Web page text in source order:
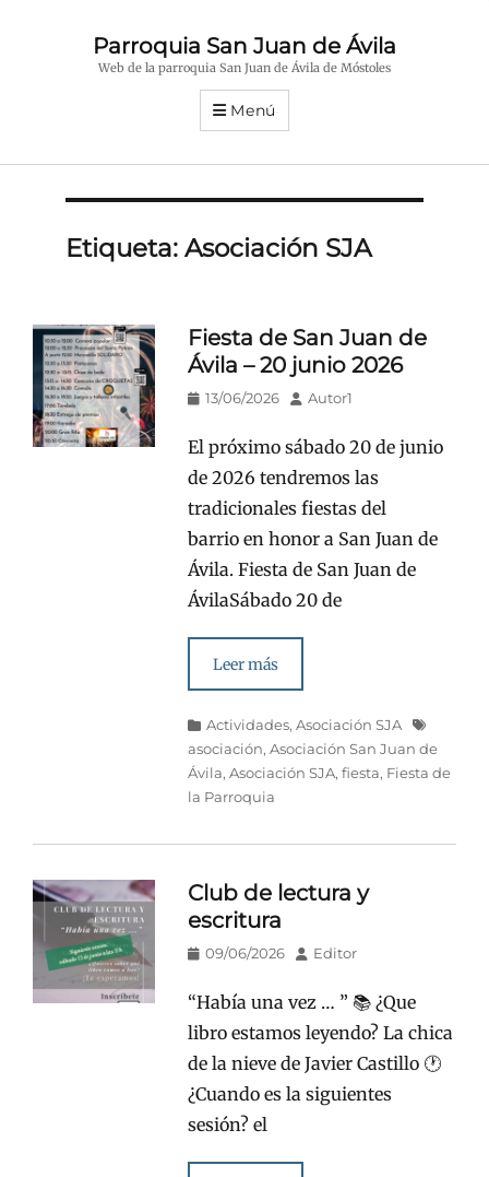
Parroquia San Juan de Ávila
Web de la parroquia San Juan de Ávila de Móstoles
Menú
Etiqueta: Asociación SJA
Fiesta de San Juan de
Ávila – 20 junio 2026
Publicado
13/06/2026 Autor
Autor1
El próximo sábado 20 de junio
de 2026 tendremos las
tradicionales fiestas del
barrio en honor a San Juan de
Ávila. Fiesta de San Juan de
ÁvilaSábado 20 de
Leer más
Categorías
Actividades,Asociación SJA
Etiquetas
asociación,Asociación San Juan de
Ávila,Asociación SJA,fiesta, Fiesta de
la Parroquia
Club de lectura y
escritura
Publicado
09/06/2026 AutorEditor
“Había una vez … ” 📚 ¿Que
libro estamos leyendo? La chica
de la nieve de Javier Castillo 🕐
¿Cuando es la siguientes
sesión? el